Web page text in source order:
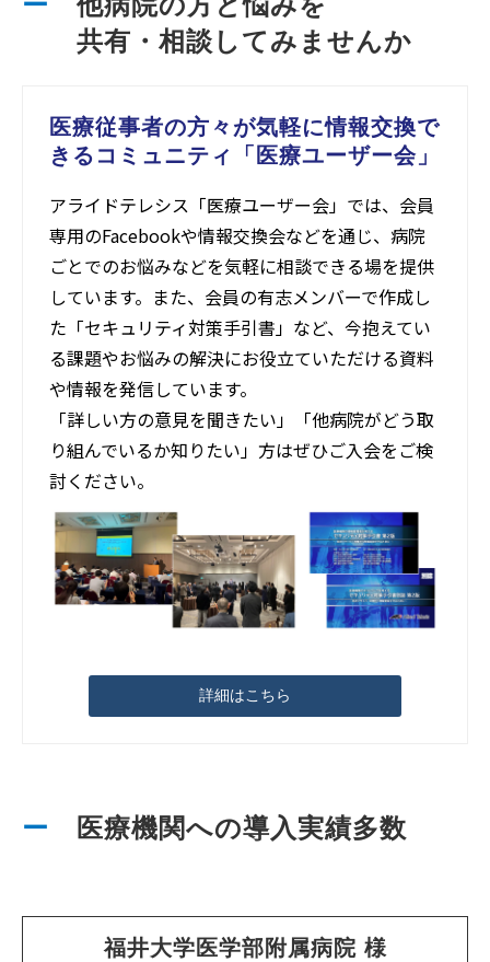
共有・相談してみませんか
医療従事者の方々が気軽に情報交換で
きるコミュニティ「医療ユーザー会」
アライドテレシス「医療ユーザー会」では、会員
専用のFacebookや情報交換会などを通じ、病院
ごとでのお悩みなどを気軽に相談できる場を提供
しています。また、会員の有志メンバーで作成し
た「セキュリティ対策手引書」など、今抱えてい
る課題やお悩みの解決にお役立ていただける資料
や情報を発信しています。
「詳しい方の意見を聞きたい」「他病院がどう取
り組んでいるか知りたい」方はぜひご入会をご検
討ください。
詳細はこちら
ー 医療機関への導入実績多数
福井大学医学部附属病院 様